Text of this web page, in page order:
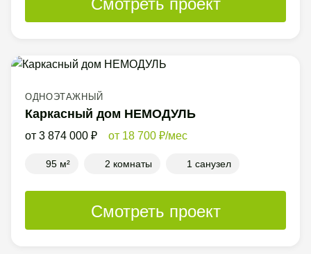
Смотреть проект
ОДНОЭТАЖНЫЙ
Каркасный дом НЕМОДУЛЬ
3 874 000 18 700 /мес
95 м² 2 комнаты 1 санузел
Смотреть проект